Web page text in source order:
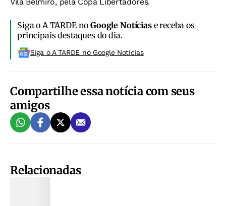
Siga o A TARDE noGoogle Notíciase receba os
principais destaques do dia.
Siga o A TARDE no Google Noticias
Compartilhe essa notícia com seus
amigos
Relacionadas